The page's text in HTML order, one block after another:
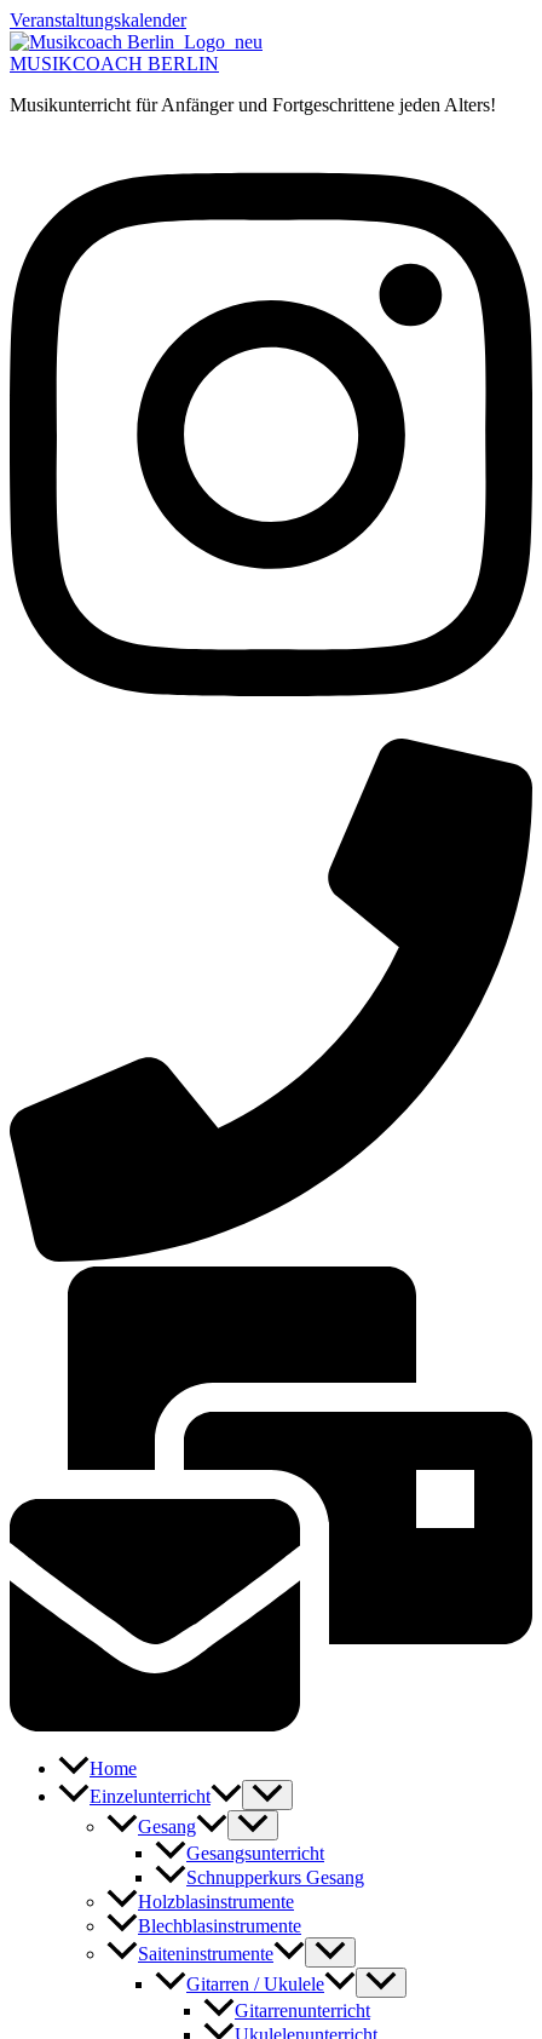
Zum
Inhalt
springen
Veranstaltungskalender
MUSIKCOACH BERLIN
Musikunterricht für Anfänger und Fortgeschrittene jeden Alters!
Home
Einzelunterricht
Gesang
Gesangsunterricht
Schnupperkurs Gesang
Holzblasinstrumente
Blechblasinstrumente
Saiteninstrumente
Gitarren / Ukulele
Gitarrenunterricht
Ukulelenunterricht